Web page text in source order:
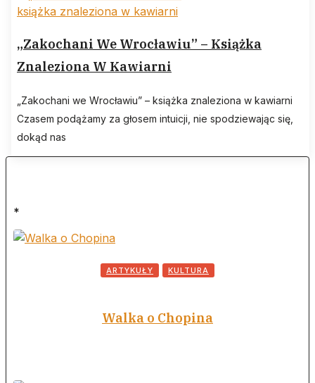
„Zakochani We Wrocławiu” – Książka
Znaleziona W Kawiarni
„Zakochani we Wrocławiu” – książka znaleziona w kawiarni
Czasem podążamy za głosem intuicji, nie spodziewając się,
dokąd nas
*
ARTYKUŁY KULTURA
Walka o Chopina